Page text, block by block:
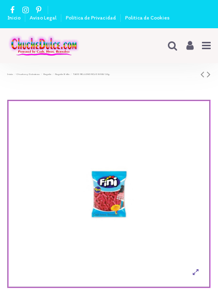
Inicio Aviso Legal Política de Privacidad Politica de Cookies
Inicio Chuches y Golosinas Regaliz Regaliz Brillo TACO RELLENO ROJO BR.B/ 1Kg.